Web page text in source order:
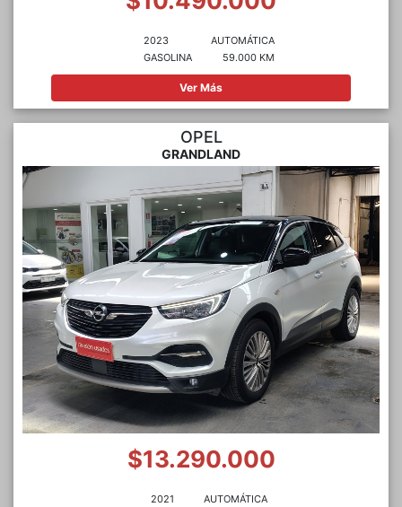
2023
GASOLINA
AUTOMÁTICA
59.000 KM
Ver Más
OPEL
GRANDLAND
$13.290.000
2021
AUTOMÁTICA